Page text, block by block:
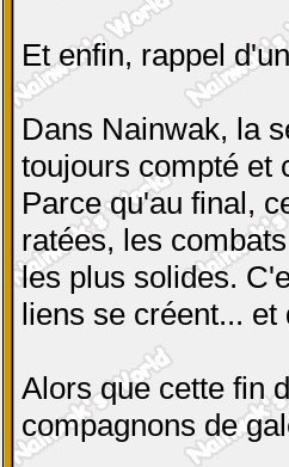
Et enfin, rappel
Dans Nainwak, la
toujours compté et
Parce qu'au final,
ratées, les
les plus solides.
liens se créent... et
Alors que cette fin
compagnons de